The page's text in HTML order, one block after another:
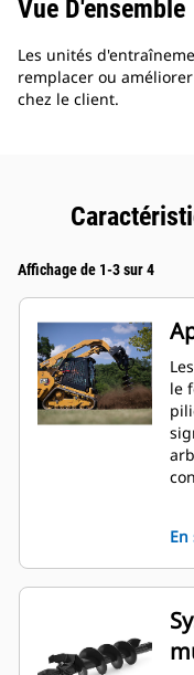
Vue D'ensemble
Les unités
remplacer ou
chez le client.
Affichage de 1-3 sur 4
le